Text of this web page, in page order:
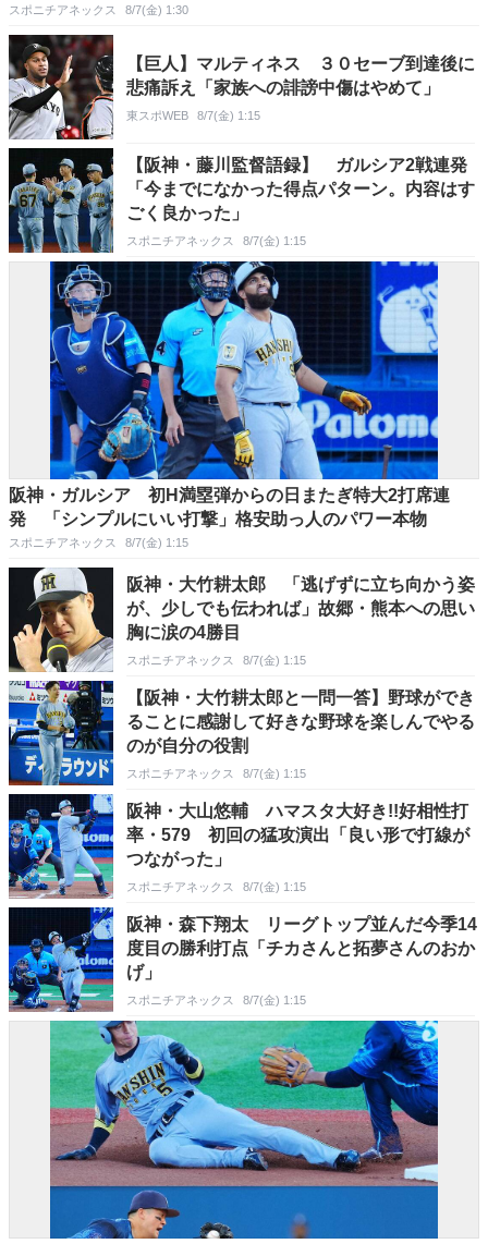
スポニチアネックス 8/7(金) 1:30
【巨人】マルティネス ３０セーブ到達後に
悲痛訴え「家族への誹謗中傷はやめて」
東スポWEB 8/7(金) 1:15
【阪神・藤川監督語録】 ガルシア2戦連発
「今までになかった得点パターン。内容はす
ごく良かった」
スポニチアネックス 8/7(金) 1:15
阪神・ガルシア 初H満塁弾からの日またぎ特大2打席連
発 「シンプルにいい打撃」格安助っ人のパワー本物
スポニチアネックス 8/7(金) 1:15
阪神・大竹耕太郎 「逃げずに立ち向かう姿
が、少しでも伝われば」故郷・熊本への思い
胸に涙の4勝目
スポニチアネックス 8/7(金) 1:15
【阪神・大竹耕太郎と一問一答】野球ができ
ることに感謝して好きな野球を楽しんでやる
のが自分の役割
スポニチアネックス 8/7(金) 1:15
阪神・大山悠輔 ハマスタ大好き!!好相性打
率・579 初回の猛攻演出「良い形で打線が
つながった」
スポニチアネックス 8/7(金) 1:15
阪神・森下翔太 リーグトップ並んだ今季14
度目の勝利打点「チカさんと拓夢さんのおか
げ」
スポニチアネックス 8/7(金) 1:15